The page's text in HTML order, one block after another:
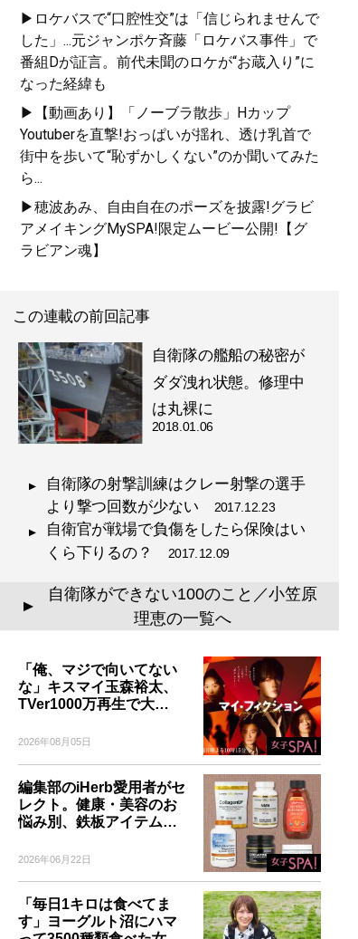
▶ロケバスで“口腔性交”は「信じられませんで
した」...元ジャンポケ斉藤「ロケバス事件」で
番組Dが証言。前代未聞のロケが“お蔵入り”に
なった経緯も
▶【動画あり】「ノーブラ散歩」Hカップ
Youtuberを直撃!おっぱいが揺れ、透け乳首で
街中を歩いて“恥ずかしくない”のか聞いてみた
ら...
▶穂波あみ、自由自在のポーズを披露!グラビ
アメイキングMySPA!限定ムービー公開!【グ
ラビアン魂】
この連載の前回記事
自衛隊の艦船の秘密が
ダダ洩れ状態。修理中
は丸裸に
2018.01.06
自衛隊の射撃訓練はクレー射撃の選手
より撃つ回数が少ない 2017.12.23
自衛官が戦場で負傷をしたら保険はい
くら下りるの？ 2017.12.09
▲
自衛隊ができない100のこと／小笠原
理恵の一覧へ
「俺、マジで向いてない
な」キスマイ玉森裕太、
TVer1000万再生で大…
2026年08月05日
編集部のiHerb愛用者がセ
レクト。健康・美容のお
悩み別、鉄板アイテム…
2026年06月22日
「毎日1キロは食べてま
す」ヨーグルト沼にハマ